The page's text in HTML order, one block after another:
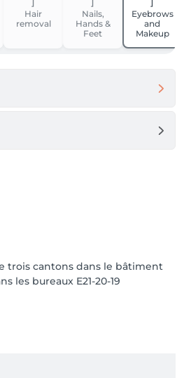
Hair
removal
Nails,
Hands &
Feet
Eyebrows
and
Makeup
trois cantons dans le bâtiment
les bureaux E21-20-19